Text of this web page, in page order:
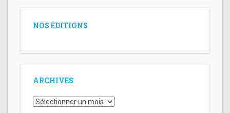
NOS ÉDITIONS
ARCHIVES
Archives